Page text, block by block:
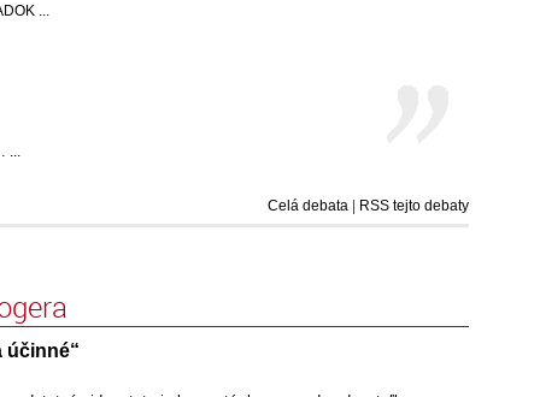
...
Celá debata | RSS tejto debaty
účinné“